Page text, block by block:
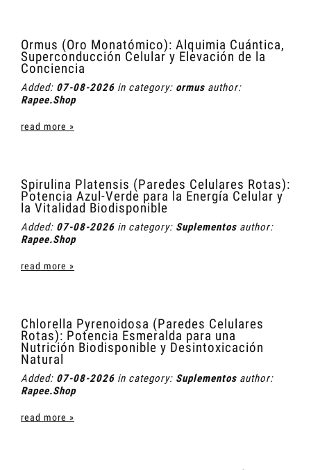
Ormus (Oro Monatómico): Alquimia Cuántica,
Superconducción Celular y Elevación de la
Conciencia
Added: 07-08-2026 in category: ormus author:
Rapee.Shop
read more »
Spirulina Platensis (Paredes Celulares Rotas):
Potencia Azul-Verde para la Energía Celular y
la Vitalidad Biodisponible
Added: 07-08-2026 in category: Suplementos author:
Rapee.Shop
read more »
Chlorella Pyrenoidosa (Paredes Celulares
Rotas): Potencia Esmeralda para una
Nutrición Biodisponible y Desintoxicación
Natural
Added: 07-08-2026 in category: Suplementos author:
Rapee.Shop
read more »